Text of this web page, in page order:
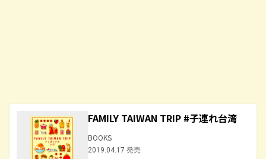
FAMILY TAIWAN TRIP #子連れ台湾
BOOKS
2019.04.17 発売